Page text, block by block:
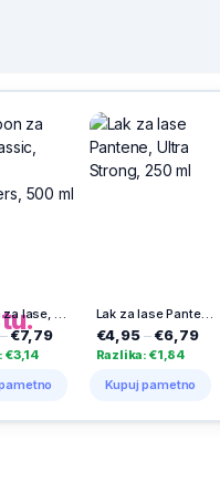
Šampon za lase, Classic, Head & Shoulders, 500 ml Lak za lase Pantene, Ultra Strong, 250 ml
€4,95 –€6,79
Razlika: €1,84
Kupuj pametno